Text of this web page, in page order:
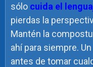
sólo cuida el
pierdas la
Mantén la
ahí para siempre.
antes de tomar